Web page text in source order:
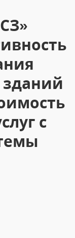
зданий
с